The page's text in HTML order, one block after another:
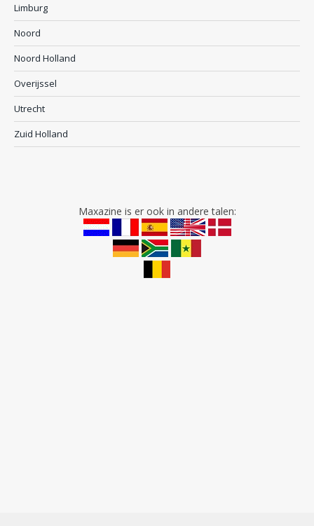
Limburg
Noord
Noord Holland
Overijssel
Utrecht
Zuid Holland
Maxazine is er ook in andere talen: